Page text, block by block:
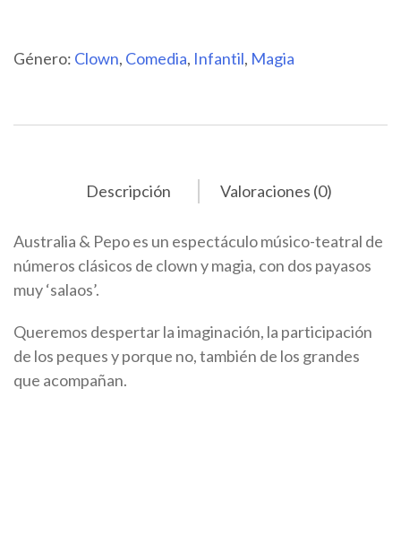
Género: Clown, Comedia, Infantil, Magia
Descripción Valoraciones (0)
Australia & Pepo es un espectáculo músico-teatral de
números clásicos de clown y magia, con dos payasos
muy ‘salaos’.
​Queremos despertar la imaginación, la participación
de los peques y porque no, también de los grandes
que acompañan.